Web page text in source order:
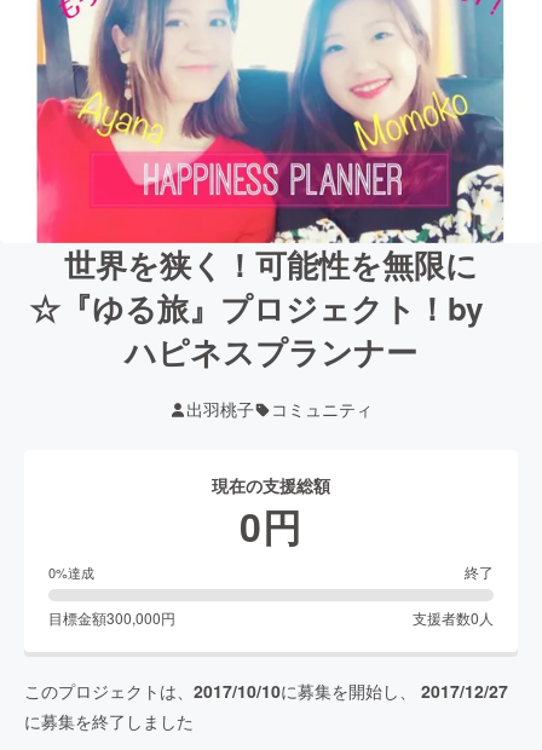
世界を狭く！可能性を無限に
☆『ゆる旅』プロジェクト！by
ハピネスプランナー
出羽桃子 コミュニティ
現在の支援総額
0円
0%達成 終了
目標金額300,000円 支援者数0 人
このプロジェクトは、 2017/10/10に募集を開始し、 2017/12/27
に募集を終了しました